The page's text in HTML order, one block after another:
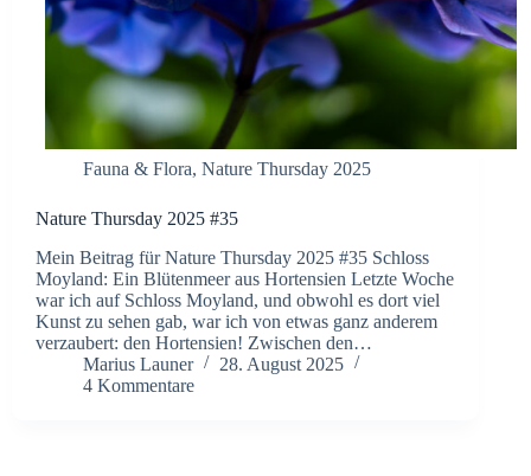
Fauna & Flora, Nature Thursday 2025
Nature Thursday 2025 #35
Mein Beitrag für Nature Thursday 2025 #35 Schloss
Moyland: Ein Blütenmeer aus Hortensien Letzte Woche
war ich auf Schloss Moyland, und obwohl es dort viel
Kunst zu sehen gab, war ich von etwas ganz anderem
verzaubert: den Hortensien! Zwischen den…
Marius Launer
28. August 2025
4 Kommentare